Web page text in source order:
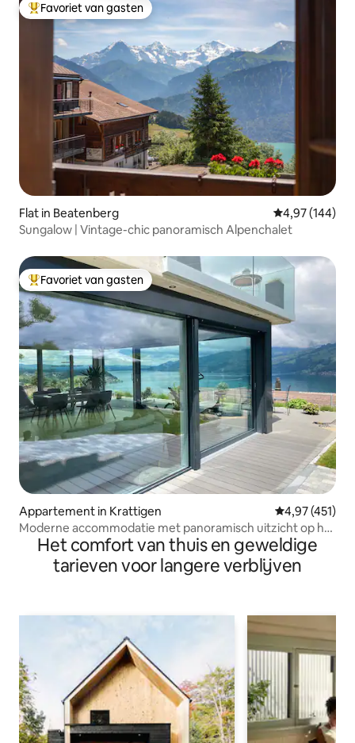
Topfavoriet van gasten
Favoriet van gasten
Flat in Beatenberg Gemiddelde
4,97 (144)
Sungalow | Vintage-chic panoramisch Alpenchalet
Topfavoriet van gasten
Favoriet van gasten
Appartement in Krattigen Gemiddelde
4,97 (451)
Moderne accommodatie met panoramisch uitzicht op het
meer van Thun
Het comfort van thuis en geweldige
tarieven voor langere verblijven